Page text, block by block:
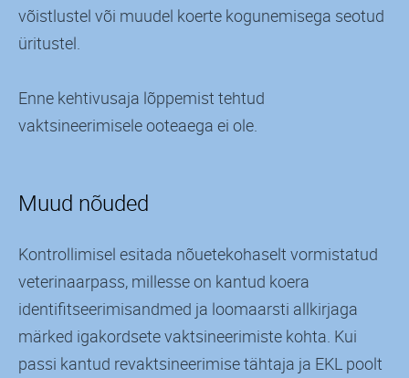
võistlustel või muudel koerte kogunemisega seotud
üritustel.
Enne kehtivusaja lõppemist tehtud
vaktsineerimisele ooteaega ei ole.
Muud nõuded
Kontrollimisel esitada nõuetekohaselt vormistatud
veterinaarpass, millesse on kantud koera
identifitseerimisandmed ja loomaarsti allkirjaga
märked igakordsete vaktsineerimiste kohta. Kui
passi kantud revaktsineerimise tähtaja ja EKL poolt